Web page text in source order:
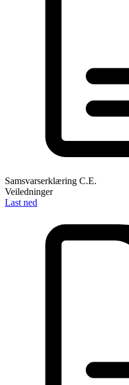
Samsvarserklæring C.E.
Veiledninger
Last ned